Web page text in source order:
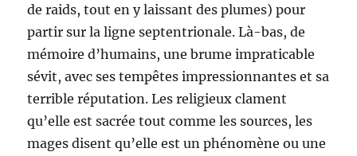
de raids, tout en y laissant des plumes) pour
partir sur la ligne septentrionale. Là-bas, de
mémoire d’humains, une brume impraticable
sévit, avec ses tempêtes impressionnantes et sa
terrible réputation. Les religieux clament
qu’elle est sacrée tout comme les sources, les
mages disent qu’elle est un phénomène ou une